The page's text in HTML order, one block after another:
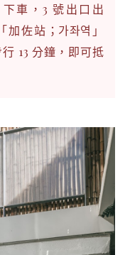
下車，3 號出口出
佐站；가좌역」
行 13 分鐘，即可抵